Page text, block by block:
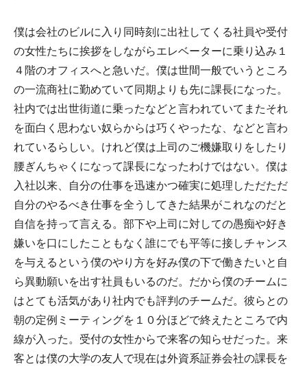
僕は会社のビルに入り同時刻に出社してくる社員や受付
の女性たちに挨拶をしながらエレベーターに乗り込み１
４階のオフィスへと急いだ。僕は世間一般でいうところ
の一流商社に勤めていて同期よりも先に課長になった。
社内では出世街道に乗ったなどと言われていてまたそれ
を面白く思わない奴らからは巧くやったな、などと言わ
れているらしい。けれど僕は上司のご機嫌取りをしたり
腰ぎんちゃくになって課長になったわけではない。僕は
入社以来、自分の仕事を迅速かつ確実に処理しただただ
自分のやるべき仕事を全うしてきた結果がこれなのだと
自信を持って言える。部下や上司に対しての愚痴や好き
嫌いを口にしたこともなく誰にでも平等に接しチャンス
を与えるという僕のやり方を好み僕の下で働きたいと自
ら異動願いを出す社員もいるのだ。だから僕のチームに
はとても活気があり社内でも評判のチームだ。彼らとの
朝の定例ミーティングを１０分ほどで終えたところで内
線が入った。受付の女性からで来客の知らせだった。来
客とは僕の大学の友人で現在は外資系証券会社の課長を